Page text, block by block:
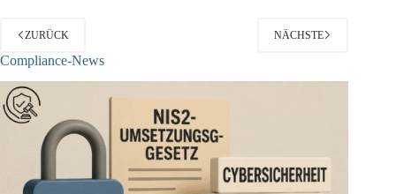
ZURÜCK
Compliance-News